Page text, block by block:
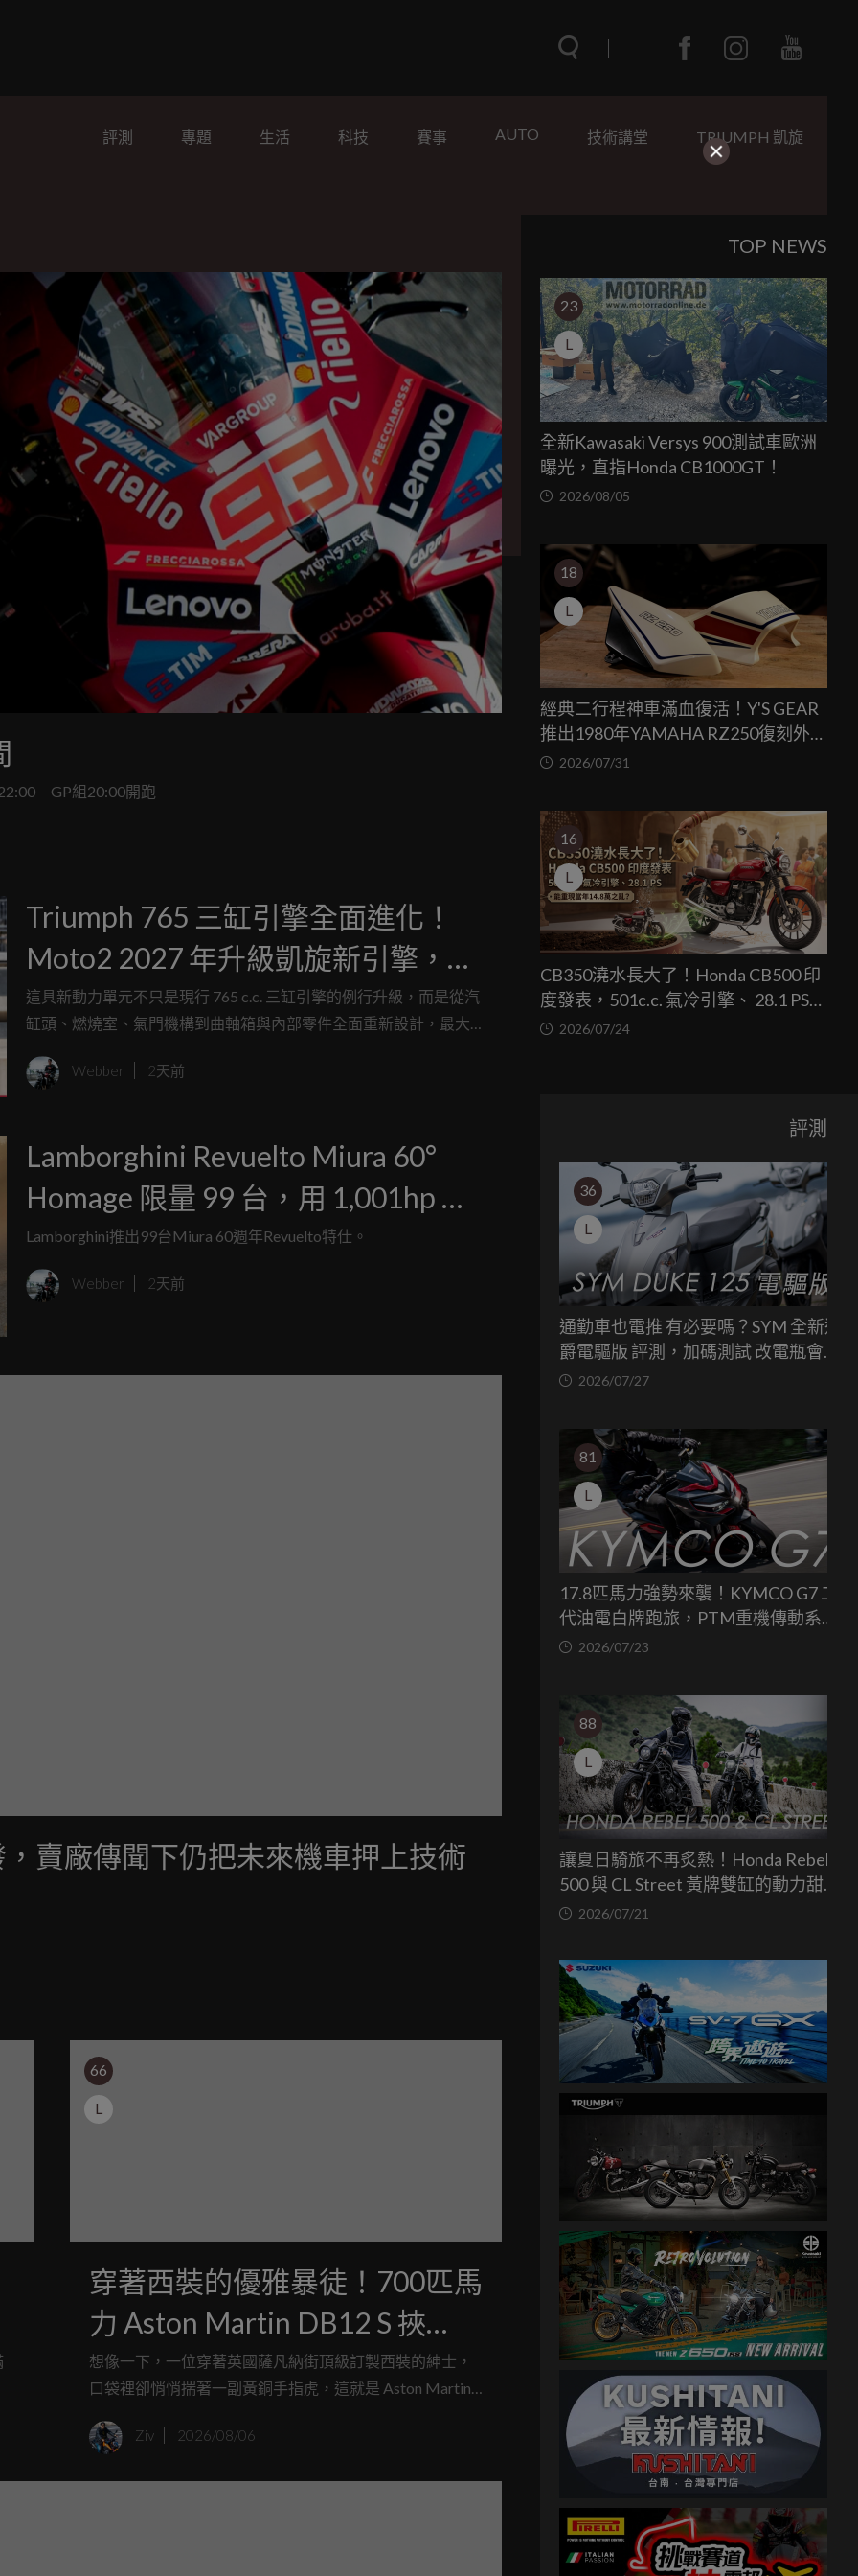
評測 專題 生活 科技 賽事 AUTO 技術講堂 TRIUMPH 凱旋
GP組20:00開跑
Triumph 765 三缸引擎全面進化！
Moto2 2027 年升級凱旋新引擎，馬
力提升 6% 還更輕
這具新動力單元不只是現行 765 c.c. 三缸引擎的例行升級，而是從汽
缸頭、燃燒室、氣門機構到曲軸箱與內部零件全面重新設計，最大
Webber 2天前
Lamborghini Revuelto Miura 60°
Homage 限量 99 台，用 1,001hp 油
電 V12 向初代超跑致敬
Lamborghini推出99台Miura 60週年Revuelto特仕。
Webber 2天前
賣廠傳聞下仍把未來機車押上技術
66
L
穿著西裝的優雅暴徒！700匹馬
力 Aston Martin DB12 S 挾
1,488萬起售價抵台
想像一下，一位穿著英國薩凡納街頂級訂製西裝的紳士，
口袋裡卻悄悄揣著一副黃銅手指虎，這就是 Aston Martin
從容，這輛被原廠譽為「Super Tourer」顛峰之作的全新旗
Ziv 2026/08/06
TOP NEWS
23
L
全新Kawasaki Versys 900測試車歐洲
曝光，直指Honda CB1000GT！
2026/08/05
18
L
經典二行程神車滿血復活！Y'S GEAR
推出1980年YAMAHA RZ250復刻外裝
套件2026/07/31
16
L
CB350澆水長大了！Honda CB500 印
度發表，501c.c. 氣冷引擎、 28.1 PS，
能重現當年14.8萬之亂？
2026/07/24
評測
36
L
通勤車也電推 有必要嗎？SYM 全新迪
爵電驅版 評測，加碼測試 改電瓶會更
省油嗎？
2026/07/27
81
L
17.8匹馬力強勢來襲！KYMCO G7 二
代油電白牌跑旅，PTM重機傳動系統
與8公斤減重的操控饗宴
2026/07/23
88
L
讓夏日騎旅不再炙熱！Honda Rebel
500 與 CL Street 黃牌雙缸的動力甜蜜
點 2026/07/21